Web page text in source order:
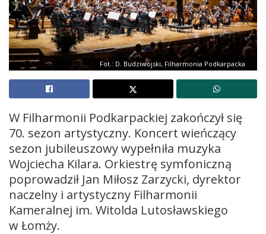
Fot.: D. Budziwojski, Filharmonia Podkarpacka
W Filharmonii Podkarpackiej zakończył się
70. sezon artystyczny. Koncert wieńczący
sezon jubileuszowy wypełniła muzyka
Wojciecha Kilara. Orkiestrę symfoniczną
poprowadził Jan Miłosz Zarzycki, dyrektor
naczelny i artystyczny Filharmonii
Kameralnej im. Witolda Lutosławskiego
w Łomży.